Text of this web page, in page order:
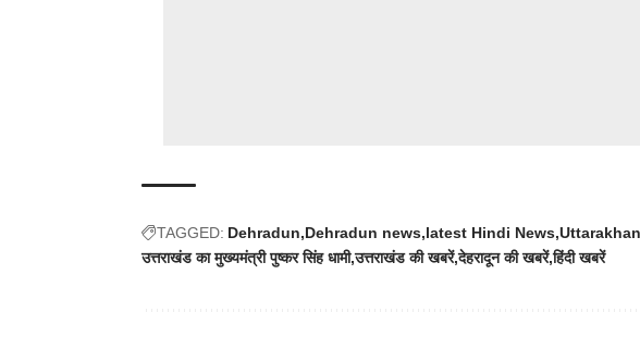
TAGGED: Dehradun Dehradun news latest Hindi News
उत्तराखंड का मुख्यमंत्री पुष्कर सिंह धामी उत्तराखंड की खबरें देहरादून की खबरें हिंदी खबरें